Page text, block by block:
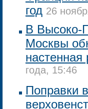
год 26
В Высоко-
Москвы
настенная
года, 15:46
Поправки